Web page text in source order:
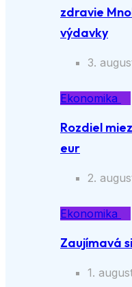
zdravie
výdavky
3.
Ekonomika
Rozdiel
eur
2.
Ekonomika
Zaujímavá
1.